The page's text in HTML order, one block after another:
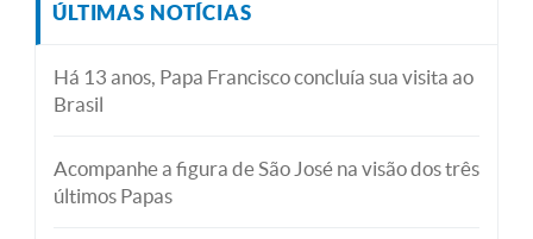
ÚLTIMAS NOTÍCIAS
Há 13 anos, Papa Francisco concluía sua visita ao
Brasil
Acompanhe a figura de São José na visão dos três
últimos Papas